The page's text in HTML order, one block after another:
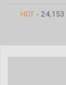
- 24,153